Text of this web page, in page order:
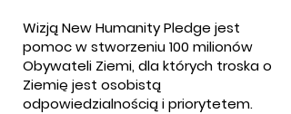
Wizją New Humanity Pledge jest
pomoc w stworzeniu 100 milionów
Obywateli Ziemi, dla których troska o
Ziemię jest osobistą
odpowiedzialnością i priorytetem.